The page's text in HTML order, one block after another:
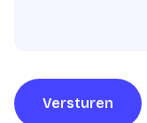
Versturen